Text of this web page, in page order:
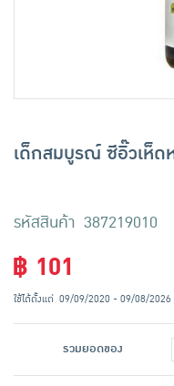
เด็กสมบูรณ์ ซีอิ๊วเห็ด
รหัสสินค้า 387219010
฿ 101
ใช้ได้ตั้งแต่ 09/09/2020 - 09/08/2026
รวมยอดของ